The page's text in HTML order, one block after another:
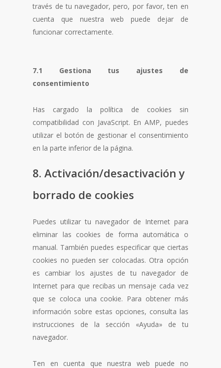
través de tu navegador, pero, por favor, ten en
cuenta que nuestra web puede dejar de
funcionar correctamente.
7.1 Gestiona tus ajustes de
consentimiento
Has cargado la política de cookies sin
compatibilidad con JavaScript. En AMP, puedes
utilizar el botón de gestionar el consentimiento
en la parte inferior de la página.
8. Activación/desactivación y
borrado de cookies
Puedes utilizar tu navegador de Internet para
eliminar las cookies de forma automática o
manual. También puedes especificar que ciertas
cookies no pueden ser colocadas. Otra opción
es cambiar los ajustes de tu navegador de
Internet para que recibas un mensaje cada vez
que se coloca una cookie. Para obtener más
información sobre estas opciones, consulta las
instrucciones de la sección «Ayuda» de tu
navegador.
Ten en cuenta que nuestra web puede no